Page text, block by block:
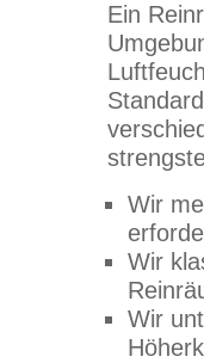
Ein
Wir
Wir
Wir